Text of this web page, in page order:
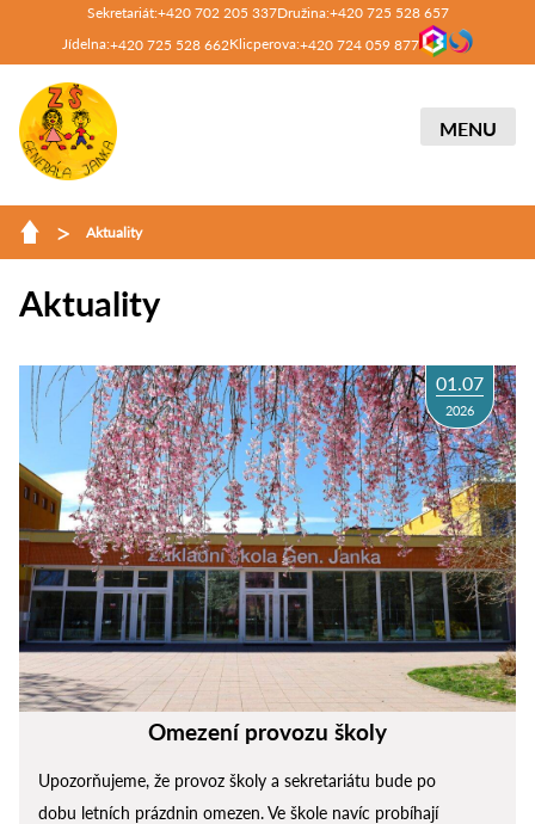
Sekretariát:+420 702 205 337Družina:+420 725 528 657
Jídelna:+420 725 528 662Klicperova:+420 724 059 877
MENU
> Aktuality
Aktuality
01.07
2026
Omezení provozu školy
Upozorňujeme, že provoz školy a sekretariátu bude po
dobu letních prázdnin omezen. Ve škole navíc probíhají